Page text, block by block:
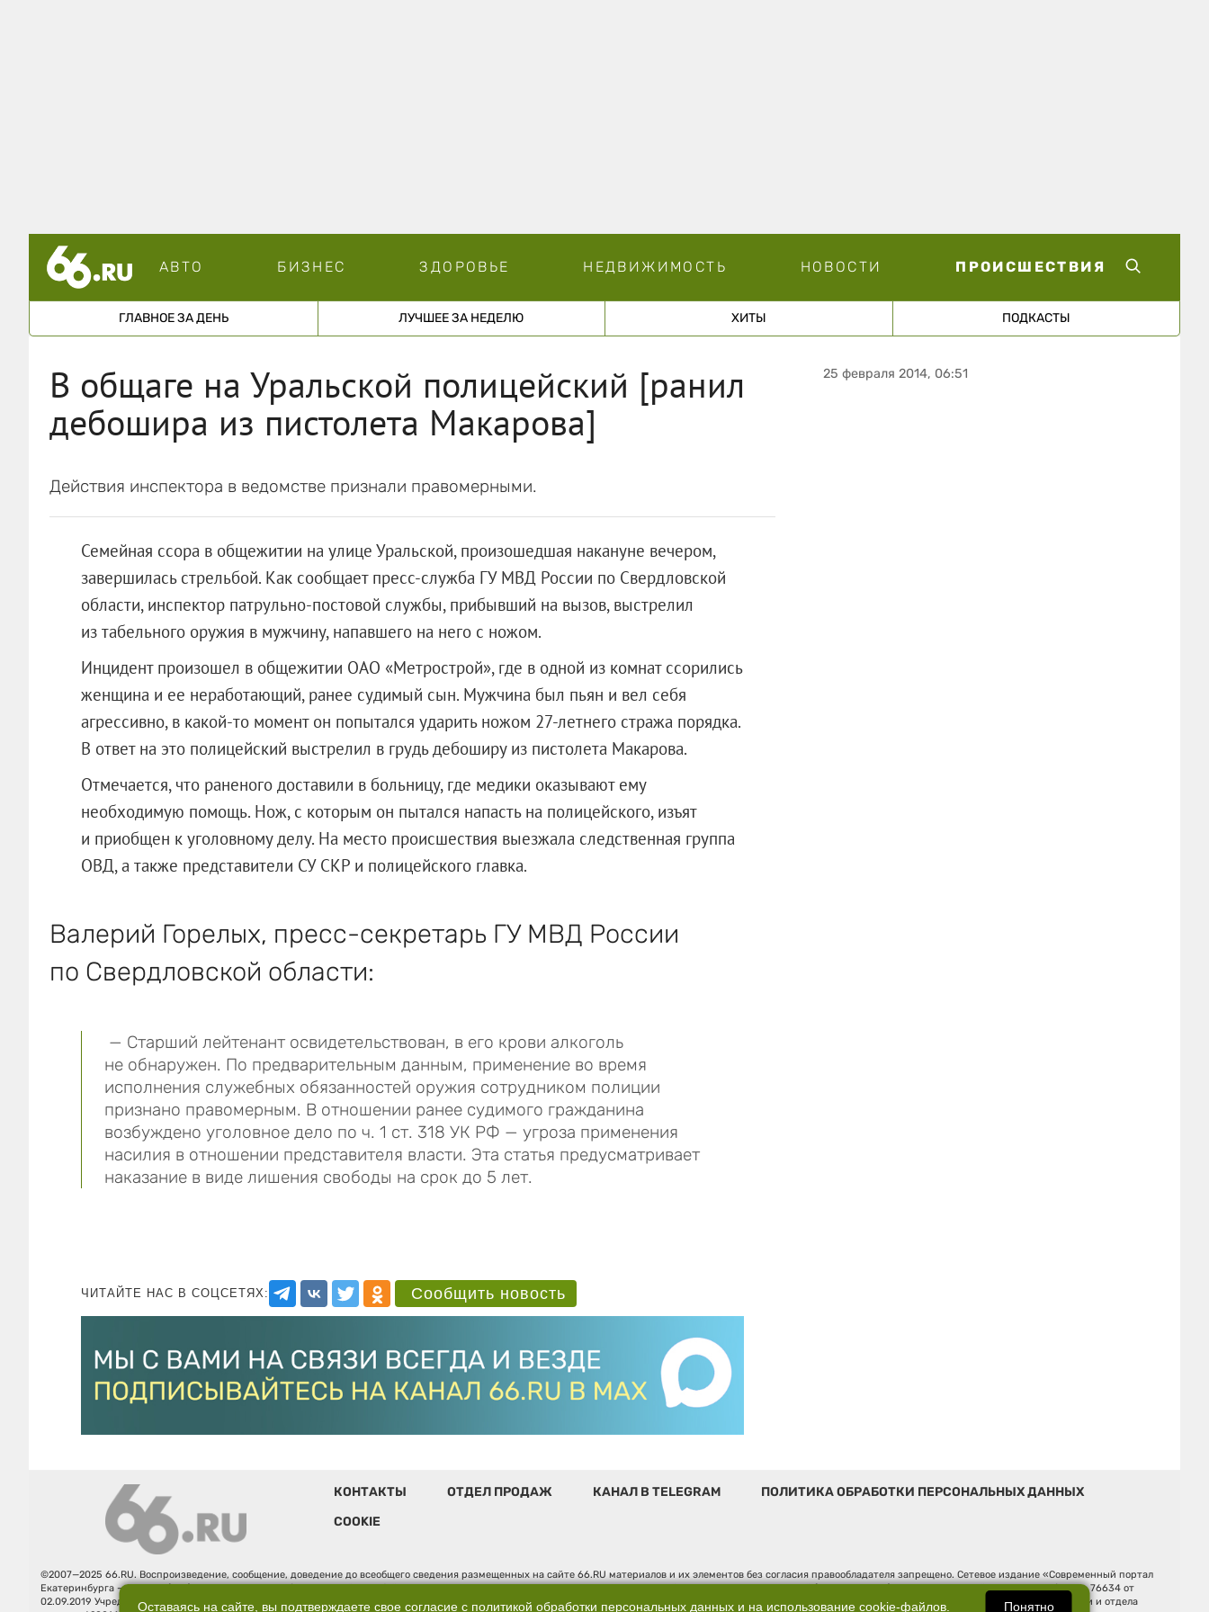
АВТО БИЗНЕС ЗДОРОВЬЕ НЕДВИЖИМОСТЬ НОВОСТИ ПРОИСШЕСТВИЯ
ГЛАВНОЕ ЗА ДЕНЬ ЛУЧШЕЕ ЗА НЕДЕЛЮ ХИТЫ ПОДКАСТЫ
В общаге на Уральской полицейский [ранил
дебошира из пистолета Макарова]
Действия инспектора в ведомстве признали правомерными.
Семейная ссора в общежитии на улице Уральской, произошедшая накануне вечером,
завершилась стрельбой. Как сообщает пресс-служба ГУ МВД России по Свердловской
области, инспектор патрульно-постовой службы, прибывший на вызов, выстрелил
из табельного оружия в мужчину, напавшего на него с ножом.
Инцидент произошел в общежитии ОАО «Метрострой», где в одной из комнат ссорились
женщина и ее неработающий, ранее судимый сын. Мужчина был пьян и вел себя
агрессивно, в какой-то момент он попытался ударить ножом 27-летнего стража порядка.
В ответ на это полицейский выстрелил в грудь дебоширу из пистолета Макарова.
Отмечается, что раненого доставили в больницу, где медики оказывают ему
необходимую помощь. Нож, с которым он пытался напасть на полицейского, изъят
и приобщен к уголовному делу. На место происшествия выезжала следственная группа
ОВД, а также представители СУ СКР и полицейского главка.
Валерий Горелых, пресс-секретарь ГУ МВД России
по Свердловской области:
— Старший лейтенант освидетельствован, в его крови алкоголь
не обнаружен. По предварительным данным, применение во время
исполнения служебных обязанностей оружия сотрудником полиции
признано правомерным. В отношении ранее судимого гражданина
возбуждено уголовное дело по ч. 1 ст. 318 УК РФ — угроза применения
насилия в отношении представителя власти. Эта статья предусматривает
наказание в виде лишения свободы на срок до 5 лет.
ЧИТАЙТЕ НАС В СОЦСЕТЯХ: Сообщить новость
25 февраля 2014, 06:51
КОНТАКТЫ ОТДЕЛ ПРОДАЖ КАНАЛ В TELEGRAM
ПОЛИТИКА ОБРАБОТКИ ПЕРСОНАЛЬНЫХ ДАННЫХ
COOKIE
©2007—2025 66.RU. Воспроизведение, сообщение, доведение до всеобщего сведения размещенных на сайте 66.RU материалов и их элементов без согласия правообладателя запрещено. Сетевое издание «Современный портал
Екатеринбурга — «66.ru» (18+) зарегистрировано Федеральной службой по надзору в сфере связи, информационных технологий и массовых коммуникаций (Роскомнадзор). Регистрационный номер ЭЛ № ФС 77 - 76634 от
02.09.2019 Учредитель: Общество с ограниченной ответственностью "66.ру". Юридический адрес: 620014, Свердловская обл., г. Екатеринбург, ул. Бориса Ельцина, строение 3, оф. 7015 Фактический адрес редакции и отдела
Оставаясь на сайте, вы подтверждаете свое согласие с политикой обработки персональных данныхи на использование cookie-файлов. Понятно